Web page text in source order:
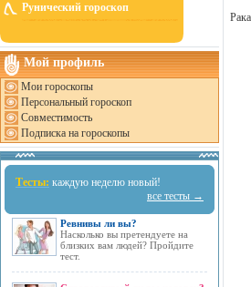
Рунический гороскоп
Мой профиль
Мои гороскопы
Персональный гороскоп
Совместимость
Подписка на гороскопы
Тесты: каждую неделю новый!
все тесты →
Ревнивы ли вы?
Насколько вы претендуете на
близких вам людей? Пройдите
тест.